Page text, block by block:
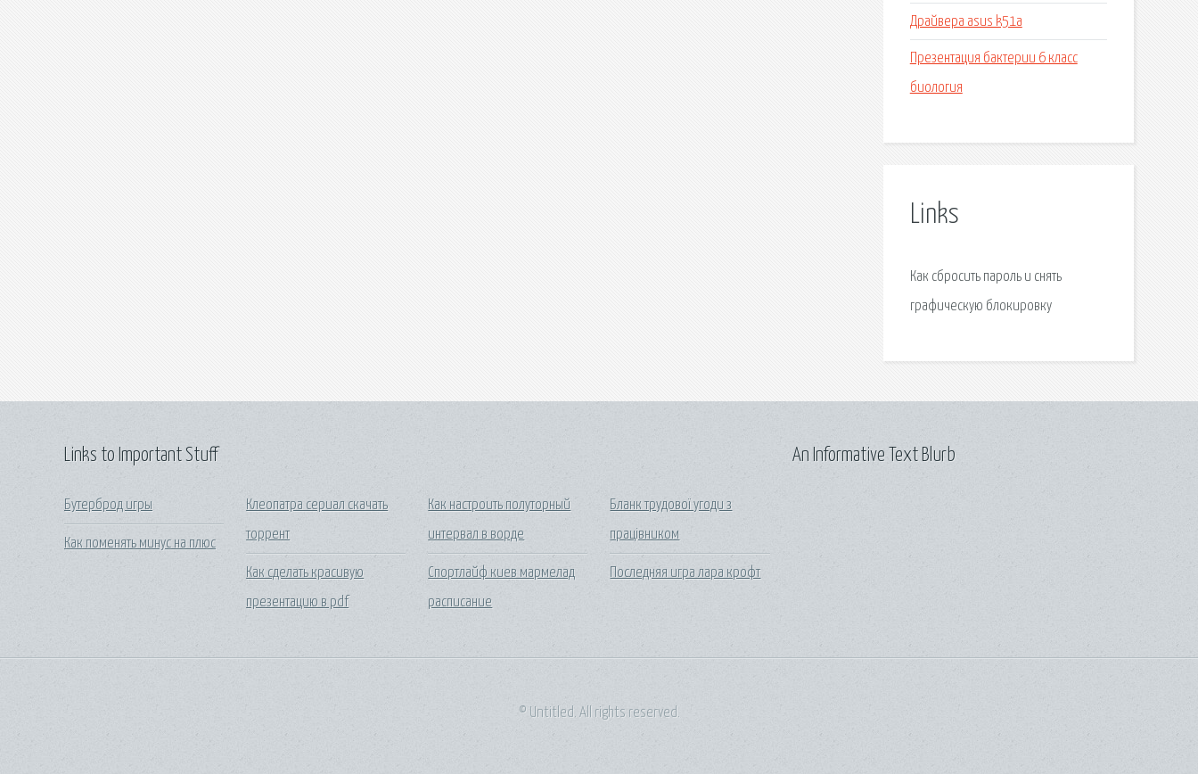
Драйвера asus k51a
Презентация бактерии 6 класс
биология
Links
Как сбросить пароль и снять
графическую блокировку
Links to Important Stuff
Бутерброд игры
Как поменять минус на плюс
Клеопатра сериал скачать
торрент
Как сделать красивую
презентацию в pdf
Как настроить полуторный
интервал в ворде
Спортлайф киев мармелад
расписание
Бланк трудової угоди з
працівником
Последняя игра лара крофт
An Informative Text Blurb
© Untitled. All rights reserved.